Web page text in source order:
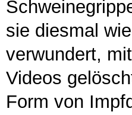
sie diesmal
verwundert,
Videos
Form von